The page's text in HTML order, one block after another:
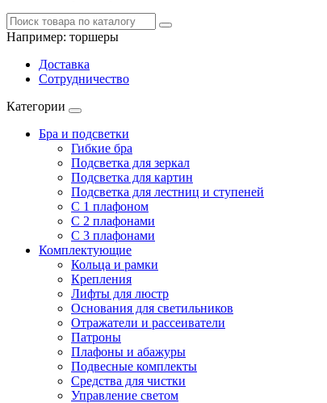
Например: торшеры
Доставка
Сотрудничество
Категории
Бра и подсветки
Гибкие бра
Подсветка для зеркал
Подсветка для картин
Подсветка для лестниц и ступеней
С 1 плафоном
С 2 плафонами
С 3 плафонами
Комплектующие
Кольца и рамки
Крепления
Лифты для люстр
Основания для светильников
Отражатели и рассеиватели
Патроны
Плафоны и абажуры
Подвесные комплекты
Средства для чистки
Управление светом